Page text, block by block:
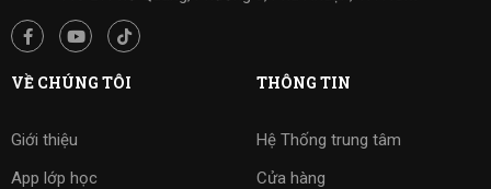
VỀ CHÚNG TÔI
Giới thiệu
App lớp học
THÔNG TIN
Hệ Thống trung tâm
Cửa hàng